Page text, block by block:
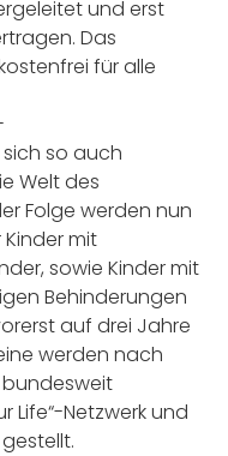
und erst
Das
für alle
so auch
Welt des
Folge werden nun
mit
sowie Kinder mit
Behinderungen
auf drei Jahre
werden nach
bundesweit
Life“-Netzwerk und